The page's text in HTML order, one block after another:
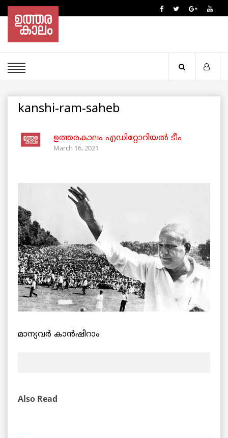
kanshi-ram-saheb
ഉത്തരകാലം എഡിറ്റോറിയല്‍ ടീം
March 16, 2021
മാന്യവർ കാൻഷിറാം
Also Read